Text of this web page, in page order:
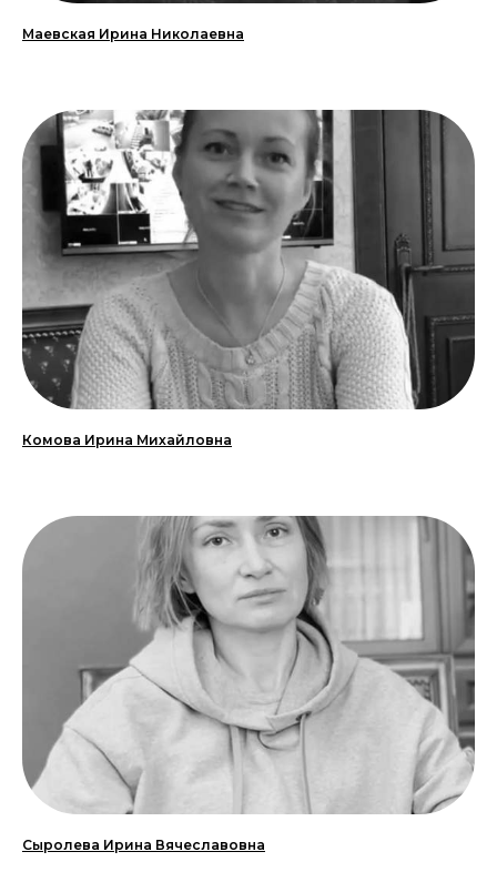
Маевская Ирина Николаевна
Комова Ирина Михайловна
Сыролева Ирина Вячеславовна